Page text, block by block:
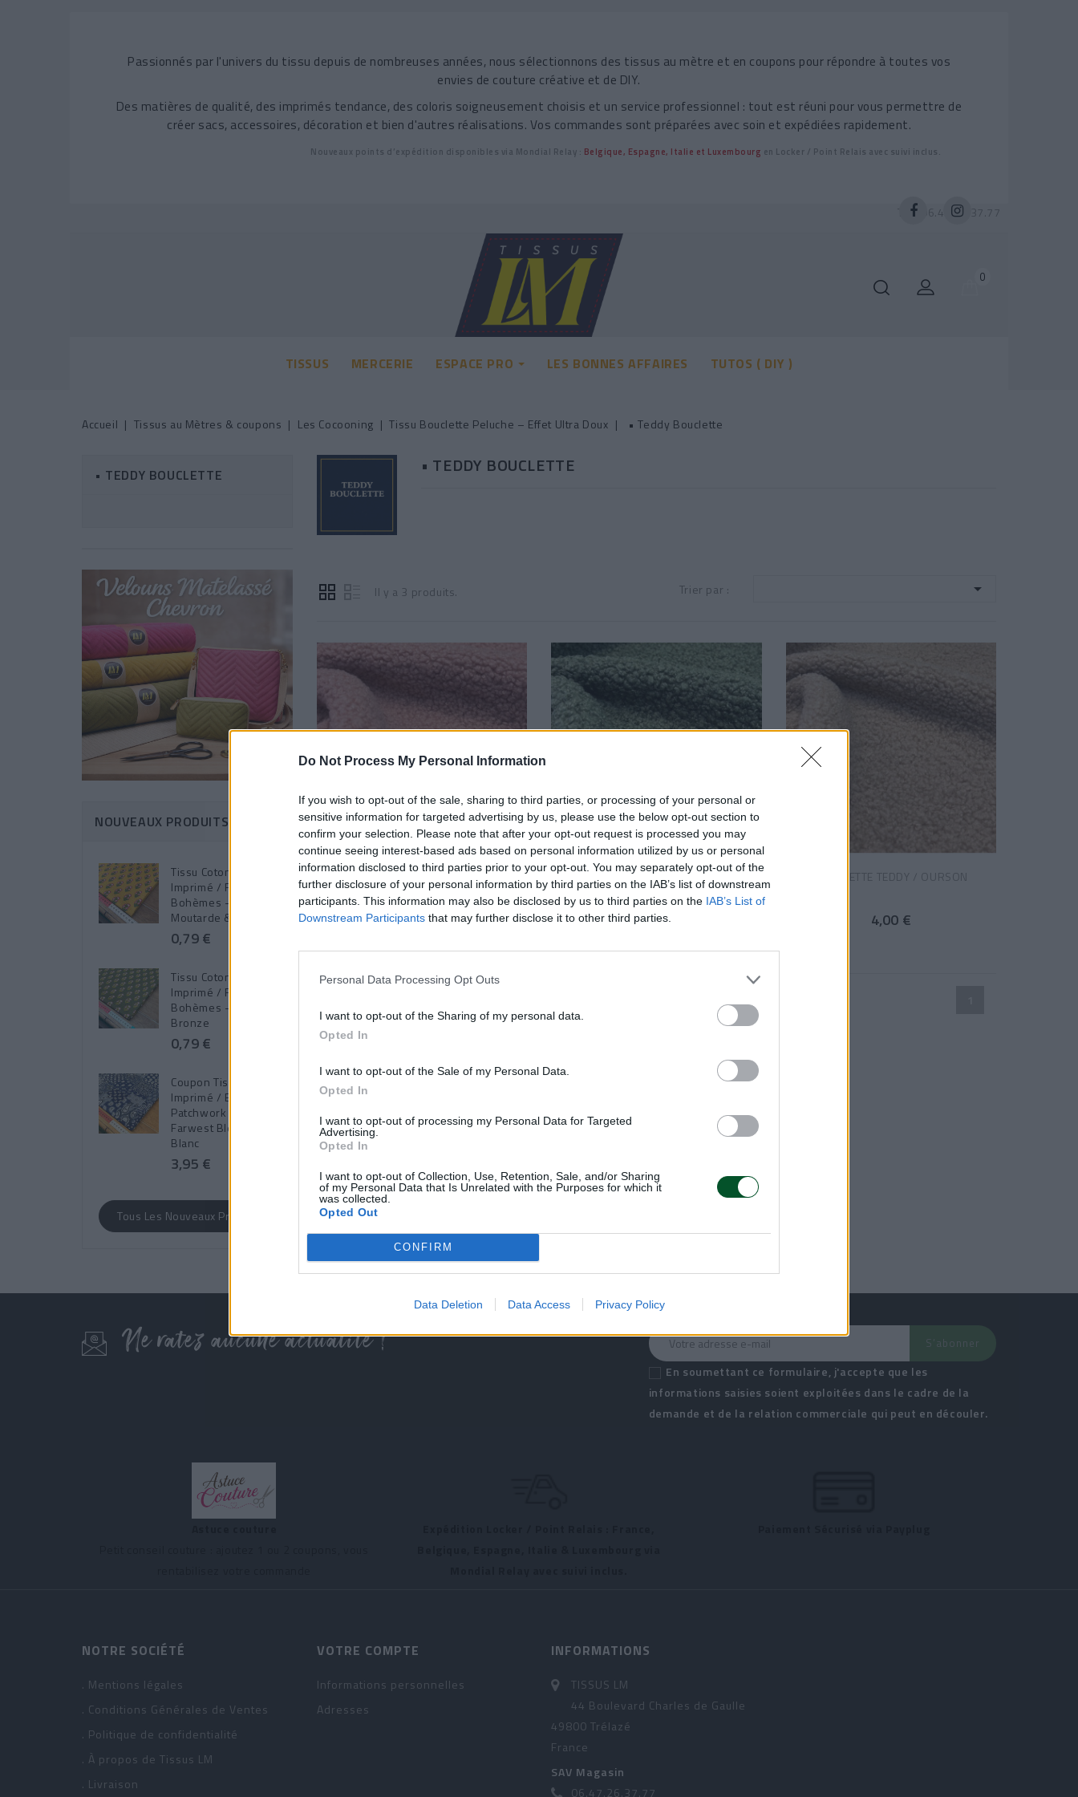
Do Not Process My Personal Information
If you wish to opt-out of the sale, sharing to third parties, or processing of your personal or
sensitive information for targeted advertising by us, please use the below opt-out section to
confirm your selection. Please note that after your opt-out request is processed you may
continue seeing interest-based ads based on personal information utilized by us or personal
information disclosed to third parties prior to your opt-out. You may separately opt-out of the
further disclosure of your personal information by third parties on the IAB’s list of downstream
participants. This information may also be disclosed by us to third parties on the IAB’s List of
Downstream Participants that may further disclose it to other third parties.
Personal Data Processing Opt Outs
I want to opt-out of the Sharing of my personal data.
Opted In
I want to opt-out of the Sale of my Personal Data.
Opted In
I want to opt-out of processing my Personal Data for Targeted
Advertising.
Opted In
I want to opt-out of Collection, Use, Retention, Sale, and/or Sharing
of my Personal Data that Is Unrelated with the Purposes for which it
was collected.
Opted Out
CONFIRM
Data Deletion Data Access Privacy Policy
Passionnés par l'univers du tissu depuis de nombreuses années, nous sélectionnons des tissus au mètre et en coupons pour répondre à toutes vos
envies de couture créative et de DIY.
Des matières de qualité, des imprimés tendance, des coloris soigneusement choisis et un service professionnel : tout est réuni pour vous permettre de
créer sacs, accessoires, décoration et bien d'autres réalisations. Vos commandes sont préparées avec soin et expédiées rapidement.
Nouveaux points d’expédition disponibles via Mondial Relay : Belgique, Espagne, Italie et Luxembourg en Locker / Point Relais avec suivi inclus.
Tél : 06.47.26.37.77
0
TISSUS MERCERIE ESPACE PRO LES BONNES AFFAIRES TUTOS ( DIY )
Accueil Tissus au Mètres & coupons Les Cocooning Tissu Bouclette Peluche – Effet Ultra Doux • Teddy Bouclette
• TEDDY BOUCLETTE
NOUVEAUX PRODUITS
Tissu Coton
Imprimé / Fleurs
Bohèmes - Adi
Moutarde & Rose
0,79 €
Tissu Coton
Imprimé / Fleurs
Bohèmes - Adi
Bronze
0,79 €
Coupon Tissu Coton
Imprimé / Bandana
Patchwork -
Farwest Bleu &
Blanc
3,95 €
Tous Les Nouveaux Produits
• TEDDY BOUCLETTE
Il y a 3 produits. Trier par : 
BOUCLETTE TEDDY / ROSE PÉTALE
4,00 €
BOUCLETTE TEDDY / FOUGÈRE
4,00 €
BOUCLETTE TEDDY / OURSON
4,00 €
Ne ratez aucune actualité !
En soumettant ce formulaire, j'accepte que les
informations saisies soient exploitées dans le cadre de la
demande et de la relation commerciale qui peut en découler.
NOTRE SOCIÉTÉ
. Mentions légales
. Conditions Générales de Ventes
. Politique de confidentialité
. À propos de Tissus LM
. Livraison
VOTRE COMPTE
Informations personnelles
Adresses
INFORMATIONS
TISSUS LM
44 Boulevard Charles de Gaulle
49800 Trélazé
France
SAV Magasin
06.47.26.37.77